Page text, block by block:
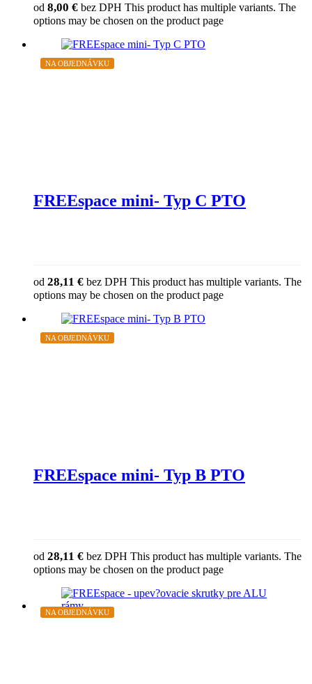
od 8,00 € bez DPH This product has multiple variants. The
options may be chosen on the product page
NA OBJEDNÁVKU
FREEspace mini- Typ C PTO
od 28,11 € bez DPH This product has multiple variants. The
options may be chosen on the product page
NA OBJEDNÁVKU
FREEspace mini- Typ B PTO
od 28,11 € bez DPH This product has multiple variants. The
options may be chosen on the product page
NA OBJEDNÁVKU